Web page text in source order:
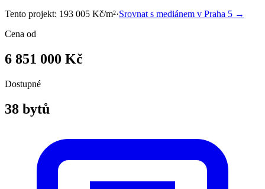
Tento projekt: 193 005 Kč/m²·Srovnat s mediánem v Praha 5 →
Cena od
6 851 000 Kč
Dostupné
38 bytů